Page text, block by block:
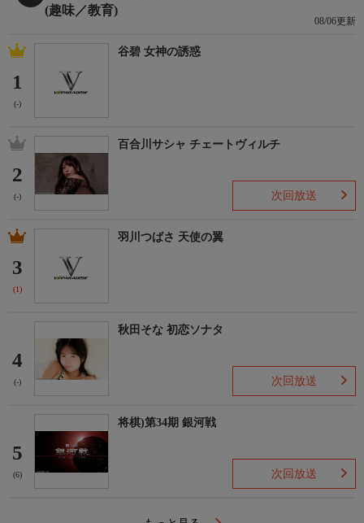
(趣味／教育)
08/06更新
1
(-)
谷碧 女神の誘惑
2
(-)
百合川サシャ チェートヴィルチ
次回放送
3
(1)
羽川つばさ 天使の翼
4
(-)
秋田そな 初恋ソナタ
次回放送
5
(6)
将棋)第34期 銀河戦
次回放送